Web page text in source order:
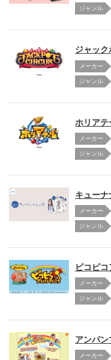
ジャック
メーカー
ホリアテ
メーカー
キュー
メーカー
ピコピコ
メーカー
アンパン
メーカー